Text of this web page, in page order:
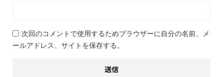
次回のコメントで使用するためブラウザーに自分の名前、メ
ールアドレス、サイトを保存する。